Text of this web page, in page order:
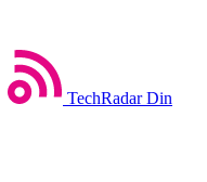
TechRadar Din